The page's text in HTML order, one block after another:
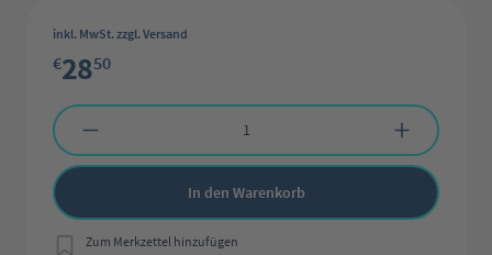
inkl. MwSt. zzgl. Versand
€2850
Produkt Anzahl: Gib den gewünschten Wert ein oder benutze die
In den Warenkorb
Zum Merkzettel hinzufügen